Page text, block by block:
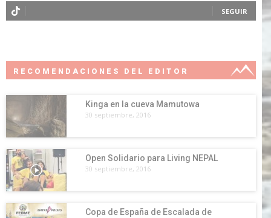
SEGUIR
RECOMENDACIONES DEL EDITOR
Kinga en la cueva Mamutowa
30 septiembre, 2016
Open Solidario para Living NEPAL
30 septiembre, 2016
Copa de España de Escalada de